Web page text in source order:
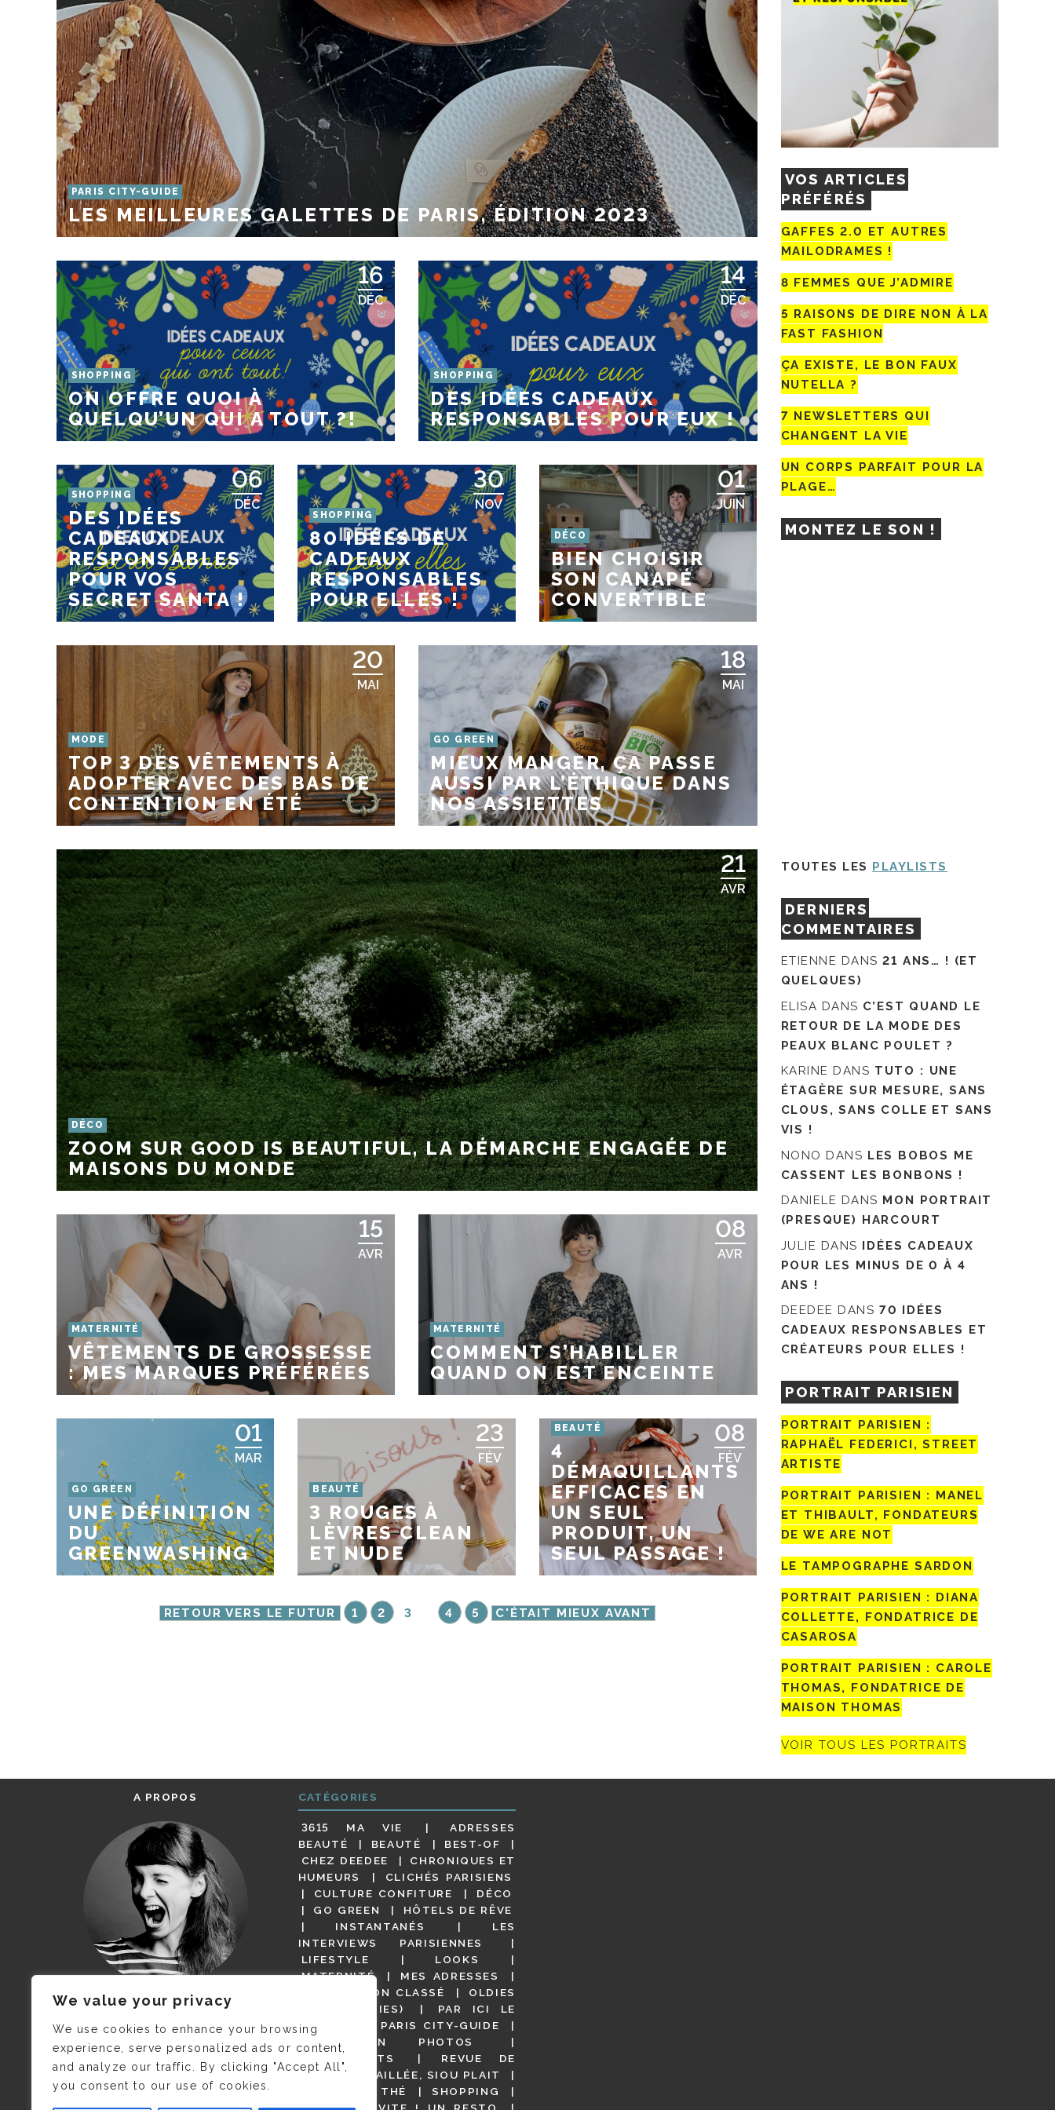
We value your privacy
We use cookies to enhance your browsing
experience, serve personalized ads or content,
and analyze our traffic. By clicking "Accept All",
you consent to our use of cookies.
PARIS CITY-GUIDE
LES MEILLEURES GALETTES DE PARIS, ÉDITION 2023
16
DÉC
SHOPPING
ON OFFRE QUOI À
QUELQU’UN QUI A TOUT ?!
14
DÉC
SHOPPING
DES IDÉES CADEAUX
RESPONSABLES POUR EUX !
06
DÉC
SHOPPING
DES IDÉES
CADEAUX
RESPONSABLES
POUR VOS
SECRET SANTA !
30
NOV
SHOPPING
80 IDÉES DE
CADEAUX
RESPONSABLES
POUR ELLES !
01
JUIN
DÉCO
BIEN CHOISIR
SON CANAPÉ
CONVERTIBLE
20
MAI
MODE
TOP 3 DES VÊTEMENTS À
ADOPTER AVEC DES BAS DE
CONTENTION EN ÉTÉ
18
MAI
GO GREEN
MIEUX MANGER, ÇA PASSE
AUSSI PAR L’ÉTHIQUE DANS
NOS ASSIETTES
21
AVR
DÉCO
ZOOM SUR GOOD IS BEAUTIFUL, LA DÉMARCHE ENGAGÉE DE
MAISONS DU MONDE
15
AVR
MATERNITÉ
VÊTEMENTS DE GROSSESSE
: MES MARQUES PRÉFÉRÉES
08
AVR
MATERNITÉ
COMMENT S’HABILLER
QUAND ON EST ENCEINTE
01
MAR
GO GREEN
UNE DÉFINITION
DU
GREENWASHING
23
FÉV
BEAUTÉ
3 ROUGES À
LÈVRES CLEAN
ET NUDE
08
FÉV
BEAUTÉ
4
DÉMAQUILLANTS
EFFICACES EN
UN SEUL
PRODUIT, UN
SEUL PASSAGE !
RETOUR VERS LE FUTUR 1 2 3 4 5 C'ÉTAIT MIEUX AVANT
VOS ARTICLES
PRÉFÉRÉS
GAFFES 2.0 ET AUTRES
MAILODRAMES !
8 FEMMES QUE J’ADMIRE
5 RAISONS DE DIRE NON À LA
FAST FASHION
ÇA EXISTE, LE BON FAUX
NUTELLA ?
7 NEWSLETTERS QUI
CHANGENT LA VIE
UN CORPS PARFAIT POUR LA
PLAGE…
MONTEZ LE SON !
TOUTES LES PLAYLISTS
DERNIERS
COMMENTAIRES
ETIENNE DANS21 ANS… ! (ET
QUELQUES)
ELISA DANS C’EST QUAND LE
RETOUR DE LA MODE DES
PEAUX BLANC POULET ?
KARINE DANS TUTO : UNE
ÉTAGÈRE SUR MESURE, SANS
CLOUS, SANS COLLE ET SANS
VIS !
NONO DANS LES BOBOS ME
CASSENT LES BONBONS !
DANIELE DANS MON PORTRAIT
(PRESQUE) HARCOURT
JULIE DANS IDÉES CADEAUX
POUR LES MINUS DE 0 À 4
ANS !
DEEDEE DANS 70 IDÉES
CADEAUX RESPONSABLES ET
CRÉATEURS POUR ELLES !
PORTRAIT PARISIEN
PORTRAIT PARISIEN :
RAPHAËL FEDERICI, STREET
ARTISTE
PORTRAIT PARISIEN : MANEL
ET THIBAULT, FONDATEURS
DE WE ARE NOT
LE TAMPOGRAPHE SARDON
PORTRAIT PARISIEN : DIANA
COLLETTE, FONDATRICE DE
CASAROSA
PORTRAIT PARISIEN : CAROLE
THOMAS, FONDATRICE DE
MAISON THOMAS
VOIR TOUS LES PORTRAITS
A PROPOS
JE M’APPELLE DELPHINE MAIS
C’EST ©CAMILLE COLLIN QUI A
PRIS CETTE PHOTO !
CATÉGORIES
3615 MA VIE
ADRESSES
BEAUTÉ
BEAUTÉ
BEST-OF
CHEZ DEEDEE
CHRONIQUES ET
HUMEURS
CLICHÉS PARISIENS
CULTURE CONFITURE
DÉCO
GO GREEN
HÔTELS DE RÊVE
INSTANTANÉS
LES
INTERVIEWS PARISIENNES
LIFESTYLE
LOOKS
MATERNITÉ
MES ADRESSES
NON CLASSÉ
OLDIES
(BUT GOODIES)
PAR ICI LE
MAGOT !
PARIS CITY-GUIDE
PARIS EN PHOTOS
RESTAURANTS
REVUE DE
PRESSE DÉTAILLÉE, SIOU PLAIT
SALONS DE THÉ
SHOPPING
VIDÉOS
VITE ! UN RESTO